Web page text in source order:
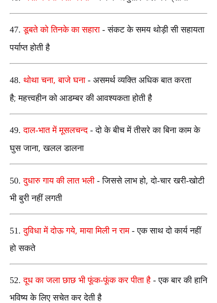
47.डूबते को तिनके का सहारा - संकट के समय थोड़ी सी सहायता
पर्याप्त होती है
48. थोथा चना,बाजे घना - असमर्थ व्यक्ति अधिक बात करता
है;महत्त्वहीन को आडम्बर की आवश्यकता होती है
49.दाल-भात में मूसलचन्द - दो के बीच में तीसरे का बिना काम के
घुस जाना,खलल डालना
50.दुधारु गाय की लात भली - जिससे लाभ हो,दो-चार खरी-खोटी
भी बुरी नहीं लगती
51.दुविधा में दोऊ गये,माया मिली न राम - एक साथ दो कार्य नहीं
हो सकते
52.दूध का जला छाछ भी फूंक-फूंक कर पीता है - एक बार की हानि
भविष्य के लिए सचेत कर देती है